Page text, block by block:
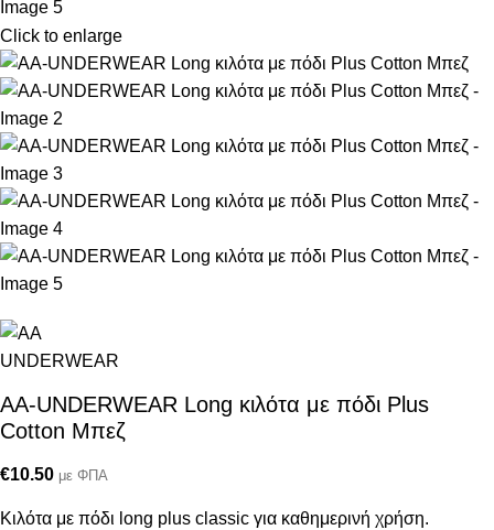
Click to enlarge
AA-UNDERWEAR Long κιλότα με πόδι Plus
Cotton Μπεζ
€10.50 με ΦΠΑ
Κιλότα με πόδι long plus classic για καθημερινή χρήση.